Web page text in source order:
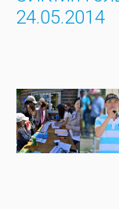
24.05.2014